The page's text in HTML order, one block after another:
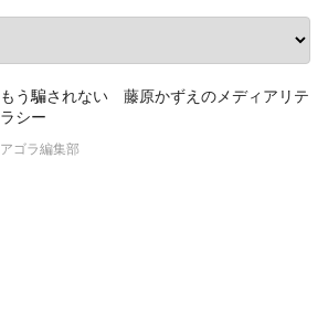
もう騙されない 藤原かずえのメディアリテ
ラシー
アゴラ編集部